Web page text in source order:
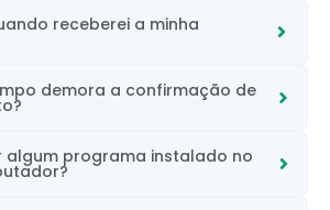
receberei a minha
demora a confirmação de
algum programa instalado no